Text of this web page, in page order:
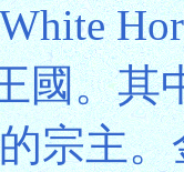
國。
宗主